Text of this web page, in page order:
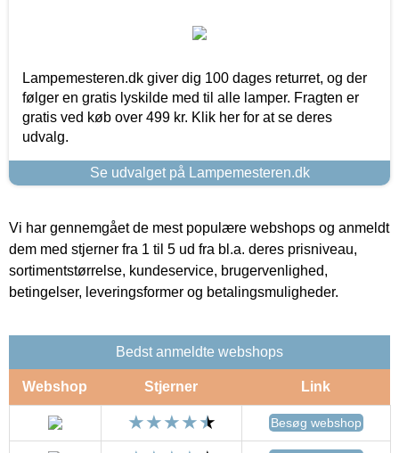
Lampemesteren.dk giver dig 100 dages returret, og der
følger en gratis lyskilde med til alle lamper. Fragten er
gratis ved køb over 499 kr. Klik her for at se deres
udvalg.
Se udvalget på Lampemesteren.dk
Vi har gennemgået de mest populære webshops og anmeldt
dem med stjerner fra 1 til 5 ud fra bl.a. deres prisniveau,
sortimentstørrelse, kundeservice, brugervenlighed,
betingelser, leveringsformer og betalingsmuligheder.
Bedst anmeldte webshops
Webshop Stjerner Link
Besøg webshop